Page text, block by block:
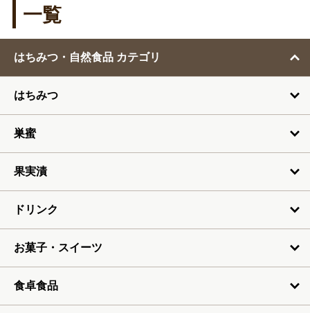
2月
4月
5月
6月
一覧
はちみつ・自然食品 カテゴリ
はちみつ
巣蜜
果実漬
ドリンク
お菓子・スイーツ
食卓食品